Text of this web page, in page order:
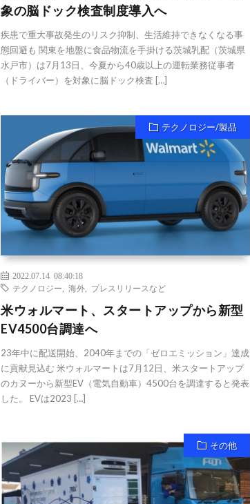
象の脳ドック検査制度導入へ
疾患で重大事故発生のリスク抑制、生活維持できなくなる事
態回避も 関東を地盤に食品物流を手掛ける茨城乳配（茨城県
水戸市）は7月13日、今夏から40歳以上の運転業務従事者
（ドライバー）を対象に脳ドック検査 […]
テクノロジー/製品
2022.07.14 08:40:18
テクノロジー
,海外 プレスリリースなど
米ウォルマート、スタートアップから新型
EV4500台調達へ
23年中に配送開始、2040年までの「ゼロエミッション」達成
に貢献見込む 米ウォルマートは7月12日、米スタートアップ
のカヌーから新型EV（電気自動車）4500台を調達すると発表
した。 EVは2023 […]
その他